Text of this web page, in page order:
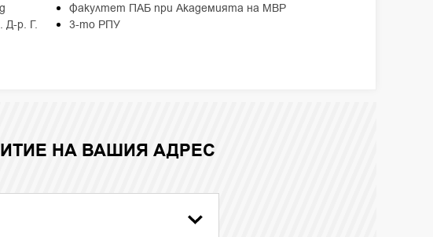
Д-р. Г.
Факултет ПАБ при Академията на МВР
3-то РПУ
НА ВАШИЯ АДРЕС